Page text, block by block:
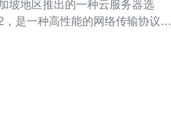
坡地区推出的一种云服务器选
是一种高性能的网络传输协议。